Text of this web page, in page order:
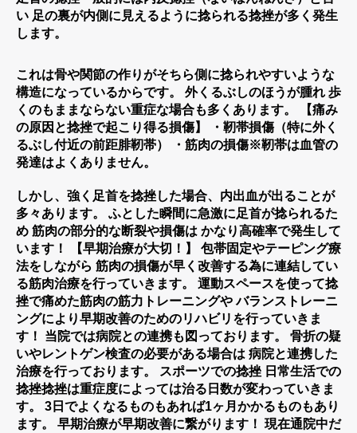
い 足の裏が内側に見えるように捻られる捻挫が多く発生
します。
これは骨や関節の作りがそちら側に捻られやすいような
構造になっているからです。 外くるぶしのほうが腫れ 歩
くのもままならない重症な場合も多くあります。 【痛み
の原因と捻挫で起こり得る損傷】 ・靭帯損傷（特に外く
るぶし付近の前距腓靭帯） ・筋肉の損傷※靭帯は血管の
発達はよくありません。
しかし、強く足首を捻挫した場合、内出血が出ることが
多々あります。 ふとした瞬間に急激に足首が捻られるた
め 筋肉の部分的な断裂や損傷は かなり高確率で発生して
います！ 【早期治療が大切！】 包帯固定やテーピング療
法をしながら 筋肉の損傷が早く改善する為に連結してい
る筋肉治療を行っていきます。 運動スペースを使って捻
挫で痛めた筋肉の筋力トレーニングや バランストレーニ
ングにより早期改善のためのリハビリを行っていきま
す！ 当院では病院との連携も図っております。 骨折の疑
いやレントゲン検査の必要がある場合は 病院と連携した
治療を行っております。 スポーツでの捻挫 日常生活での
捻挫捻挫は重症度によっては治る日数が変わっていきま
す。 3日でよくなるものもあれば1ヶ月かかるものもあり
ます。 早期治療が早期改善に繋がります！ 現在通院中だ